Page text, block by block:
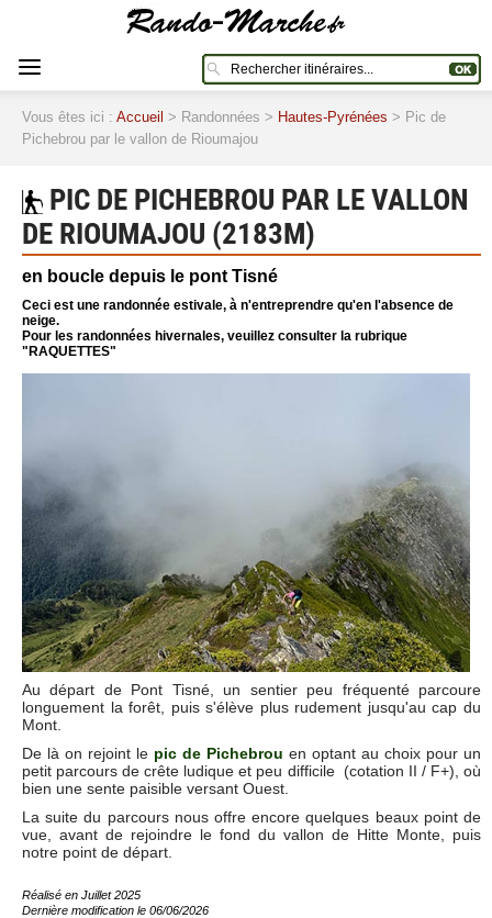
Vous êtes ici : Accueil > Randonnées > Hautes-Pyrénées > Pic de
Pichebrou par le vallon de Rioumajou
PIC DE PICHEBROU PAR LE VALLON
DE RIOUMAJOU (2183M)
en boucle depuis le pont Tisné
Ceci est une randonnée estivale, à n'entreprendre qu'en l'absence de
neige.
Pour les randonnées hivernales, veuillez consulter la rubrique
"RAQUETTES"
Au départ de Pont Tisné, un sentier peu fréquenté parcoure
longuement la forêt, puis s'élève plus rudement jusqu'au cap du
Mont.
De là on rejoint le pic de Pichebrou en optant au choix pour un
petit parcours de crête ludique et peu difficile (cotation II / F+), où
bien une sente paisible versant Ouest.
La suite du parcours nous offre encore quelques beaux point de
vue, avant de rejoindre le fond du vallon de Hitte Monte, puis
notre point de départ.
Réalisé en Juillet 2025
Dernière modification le 06/06/2026